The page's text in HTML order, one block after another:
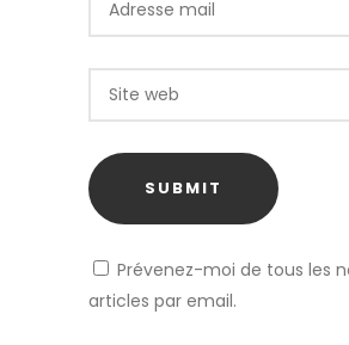
Prévenez-moi de tous les
articles par email.